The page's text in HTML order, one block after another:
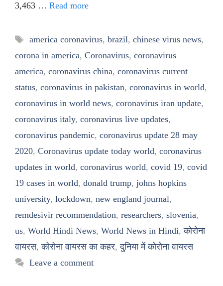
3,463 … Read more
Tags
america coronavirus, brazil, chinese virus news,
corona in america, Coronavirus, coronavirus
america, coronavirus china, coronavirus current
status, coronavirus in pakistan, coronavirus in world,
coronavirus in world news, coronavirus iran update,
coronavirus italy, coronavirus live updates,
coronavirus pandemic, coronavirus update 28 may
2020, Coronavirus update today world, coronavirus
updates in world, coronavirus world, covid 19, covid
19 cases in world, donald trump, johns hopkins
university, lockdown, new england journal,
remdesivir recommendation, researchers, slovenia,
us, World Hindi News, World News in Hindi,कोरोना
वायरस,कोरोना वायरस का कहर,दुनिया में कोरोना वायरस
Leave a comment